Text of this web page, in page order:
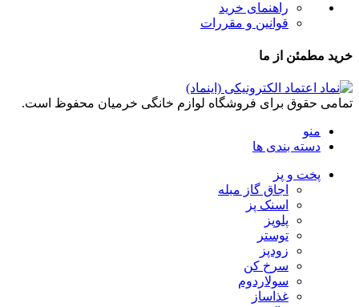
راهنمای خرید
قوانین و مقررات
خرید مطمئن از ما
تمامی حقوق برای فروشگاه لوازم خانگی خرمیان محفوظ است.
منو
دسته بندی ها
پخت و پز
اجاق گاز مبله
اسنک پز
پلوپز
توستر
زودپز
سرخ کن
سولاردوم
غذاساز